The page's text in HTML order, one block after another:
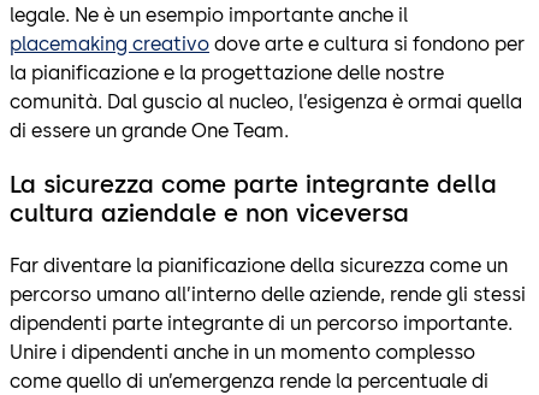
legale. Ne è un esempio importante anche il
placemaking creativo dove arte e cultura si fondono per
la pianificazione e la progettazione delle nostre
comunità. Dal guscio al nucleo, l’esigenza è ormai quella
di essere un grande One Team.
La sicurezza come parte integrante della
cultura aziendale e non viceversa
Far diventare la pianificazione della sicurezza come un
percorso umano all’interno delle aziende, rende gli stessi
dipendenti parte integrante di un percorso importante.
Unire i dipendenti anche in un momento complesso
come quello di un’emergenza rende la percentuale di